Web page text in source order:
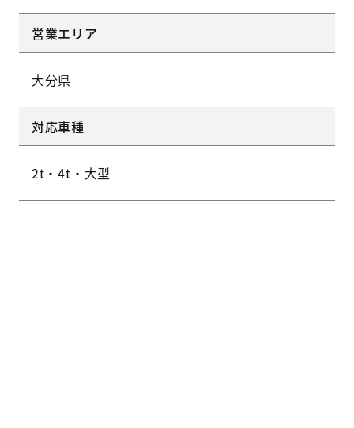
営業エリア
大分県
対応車種
2t・4t・大型